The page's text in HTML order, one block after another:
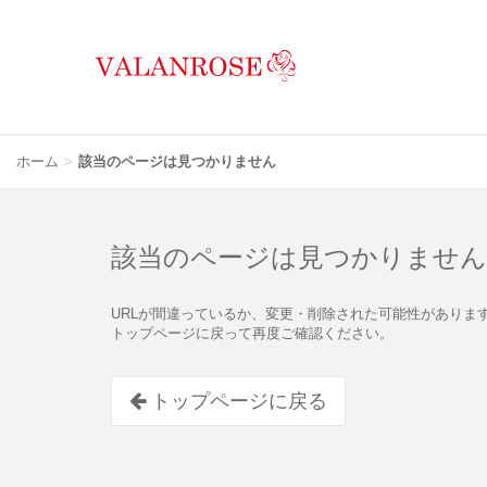
ホーム 該当のページは見つかりません
該当のページは見つかりません
URLが間違っているか、変更・削除された可能性がありま
トップページに戻って再度ご確認ください。
トップページに戻る